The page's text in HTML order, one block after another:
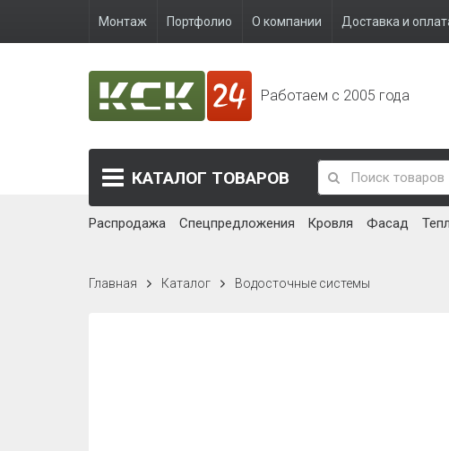
Монтаж Портфолио О компании Доставка и
Работаем с 2005 года
КАТАЛОГ ТОВАРОВ
Распродажа Спецпредложения Кровля Фасад
Главная Каталог Водосточные системы